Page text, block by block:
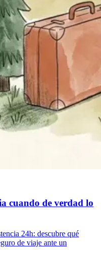
cuando de verdad lo
24h: descubre qué
de viaje ante un